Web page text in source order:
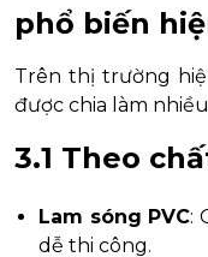
phổ biến
Trên thị trường
được chia làm
3.1 Theo
Lam sóng PVC:
dễ thi công.